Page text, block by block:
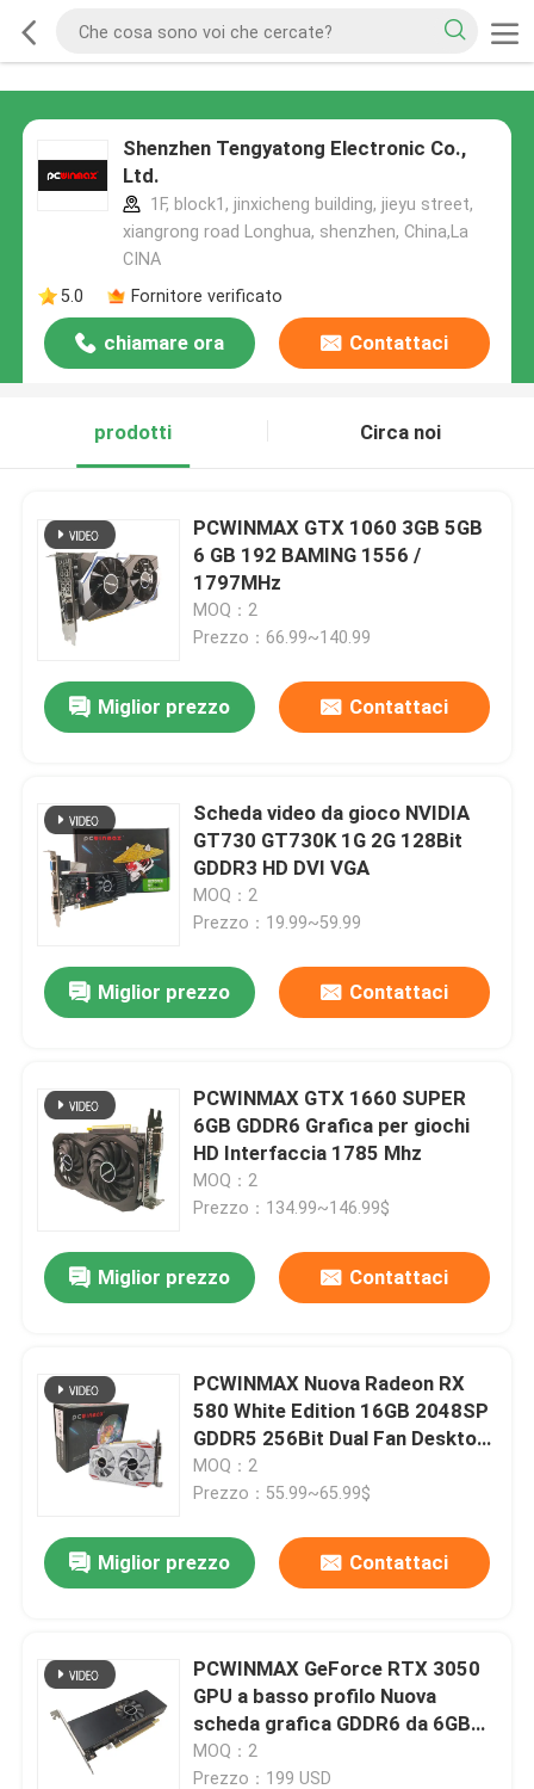
Shenzhen Tengyatong Electronic Co.,
Ltd.
1F, block1, jinxicheng building, jieyu street,
xiangrong road Longhua, shenzhen, China,La
CINA
5.0
Fornitore verificato
chiamare ora Contattaci
prodotti Circa noi
PCWINMAX GTX 1060 3GB 5GB
6 GB 192 BAMING 1556 /
1797MHz
MOQ：2
Prezzo：66.99~140.99
Miglior prezzo Contattaci
Scheda video da gioco NVIDIA
GT730 GT730K 1G 2G 128Bit
GDDR3 HD DVI VGA
MOQ：2
Prezzo：19.99~59.99
Miglior prezzo Contattaci
PCWINMAX GTX 1660 SUPER
6GB GDDR6 Grafica per giochi
HD Interfaccia 1785 Mhz
MOQ：2
Prezzo：134.99~146.99$
Miglior prezzo Contattaci
PCWINMAX Nuova Radeon RX
580 White Edition 16GB 2048SP
GDDR5 256Bit Dual Fan Desktop
Graphics Card con GPU HD DVI
DP Port
MOQ：2
Prezzo：55.99~65.99$
Miglior prezzo Contattaci
PCWINMAX GeForce RTX 3050
GPU a basso profilo Nuova
scheda grafica GDDR6 da 6GB
96Bit PCIe 4.0 HD DP per PC
MOQ：2
Prezzo：199 USD